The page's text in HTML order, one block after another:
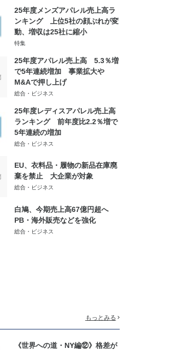
25年度メンズアパレル売上高ラ
ンキング 上位5社の顔ぶれが変
動、増収は25社に縮小
特集
25年度アパレル売上高 5.3％増
で5年連続増加 事業拡大や
M&Aで押し上げ
総合・ビジネス
25年度レディスアパレル売上高
ランキング 前年度比2.2％増で
5年連続の増加
総合・ビジネス
EU、衣料品・履物の新品在庫廃
棄を禁止 大企業が対象
総合・ビジネス
白鳩、今期売上高67億円超へ
PB・海外販売などを強化
総合・ビジネス
もっとみる
《世界への道・NY編⑫》格差が